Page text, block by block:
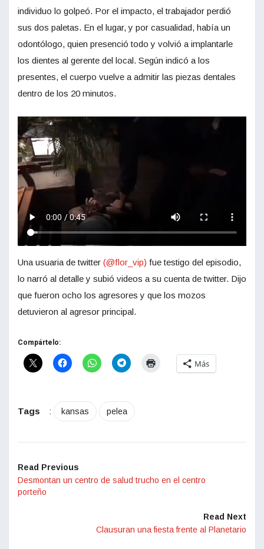
individuo lo golpeó. Por el impacto, el trabajador perdió
sus dos paletas. En el lugar, y por casualidad, había un
odontólogo, quien presenció todo y volvió a implantarle
los dientes al gerente del local. Según indicó a los
presentes, el cuerpo vuelve a admitir las piezas dentales
dentro de los 20 minutos.
Una usuaria de twitter (@flor_vip) fue testigo del episodio,
lo narró al detalle y subió videos a su cuenta de twitter. Dijo
que fueron ocho los agresores y que los mozos
detuvieron al agresor principal.
Compártelo:
Más
Tags : kansas pelea
Read Previous
Desmontan un centro de salud trucho en el centro
porteño
Read Next
Clausuran una fiesta frente al Planetario